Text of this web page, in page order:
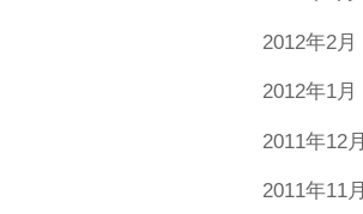
2012年2月
2012年1月
2011年12月
2011年11月